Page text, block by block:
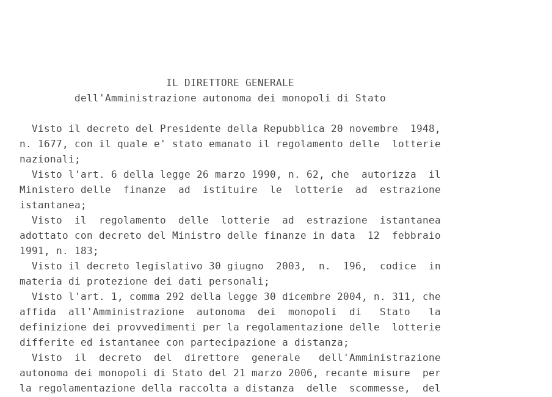
                        IL DIRETTORE GENERALE
         dell'Amministrazione autonoma dei monopoli di Stato
  Visto il decreto del Presidente della Repubblica 20 novembre  1948,
n. 1677, con il quale e' stato emanato il regolamento delle  lotterie
nazionali;
  Visto l'art. 6 della legge 26 marzo 1990, n. 62, che  autorizza  il
Ministero delle  finanze  ad  istituire  le  lotterie  ad  estrazione
istantanea;
  Visto  il  regolamento  delle  lotterie  ad  estrazione  istantanea
adottato con decreto del Ministro delle finanze in data  12  febbraio
1991, n. 183;
  Visto il decreto legislativo 30 giugno  2003,  n.  196,  codice  in
materia di protezione dei dati personali;
  Visto l'art. 1, comma 292 della legge 30 dicembre 2004, n. 311, che
affida  all'Amministrazione  autonoma  dei  monopoli  di   Stato   la
definizione dei provvedimenti per la regolamentazione delle  lotterie
differite ed istantanee con partecipazione a distanza;
  Visto  il  decreto  del  direttore  generale   dell'Amministrazione
autonoma dei monopoli di Stato del 21 marzo 2006, recante misure  per
la regolamentazione della raccolta a distanza  delle  scommesse,  del